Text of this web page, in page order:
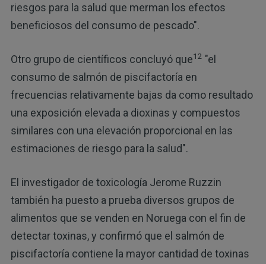
riesgos para la salud que merman los efectos
beneficiosos del consumo de pescado".
Otro grupo de científicos concluyó que12 "el
consumo de salmón de piscifactoría en
frecuencias relativamente bajas da como resultado
una exposición elevada a dioxinas y compuestos
similares con una elevación proporcional en las
estimaciones de riesgo para la salud".
El investigador de toxicología Jerome Ruzzin
también ha puesto a prueba diversos grupos de
alimentos que se venden en Noruega con el fin de
detectar toxinas, y confirmó que el salmón de
piscifactoría contiene la mayor cantidad de toxinas